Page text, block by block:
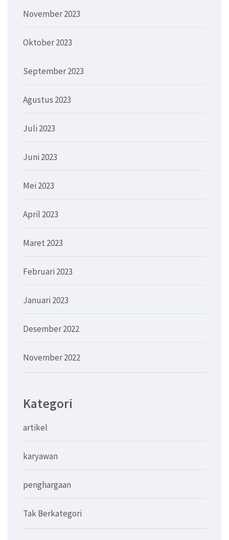
November 2023
Oktober 2023
September 2023
Agustus 2023
Juli 2023
Juni 2023
Mei 2023
April 2023
Maret 2023
Februari 2023
Januari 2023
Desember 2022
November 2022
Kategori
artikel
karyawan
penghargaan
Tak Berkategori